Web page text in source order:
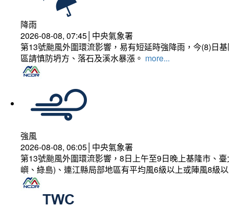
降雨
2026-08-08, 07:45│中央氣象署
第13號颱風外圍環流影響，易有短延時強降雨，今(8)日
區請慎防坍方、落石及溪水暴漲。 more...
強風
2026-08-08, 06:05│中央氣象署
第13號颱風外圍環流影響，8日上午至9日晚上基隆市、
嶼、綠島)、連江縣局部地區有平均風6級以上或陣風8級